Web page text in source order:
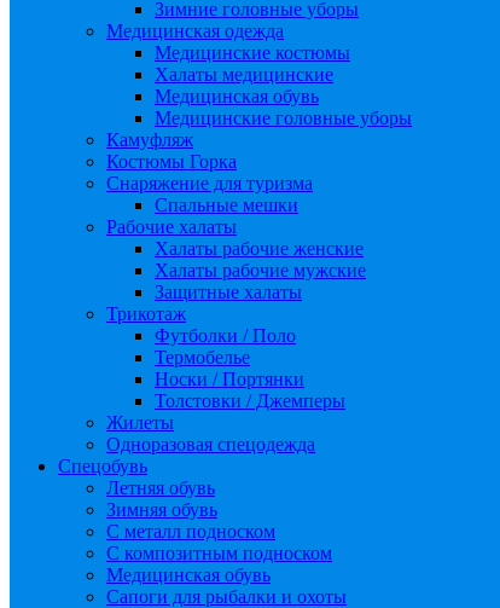
Зимние головные уборы
Медицинская одежда
Медицинские костюмы
Халаты медицинские
Медицинская обувь
Медицинские головные уборы
Камуфляж
Костюмы Горка
Снаряжение для туризма
Спальные мешки
Рабочие халаты
Халаты рабочие женские
Халаты рабочие мужские
Защитные халаты
Трикотаж
Футболки / Поло
Термобелье
Носки / Портянки
Толстовки / Джемперы
Жилеты
Одноразовая спецодежда
Спецобувь
Летняя обувь
Зимняя обувь
С металл подноском
С композитным подноском
Медицинская обувь
Сапоги для рыбалки и охоты